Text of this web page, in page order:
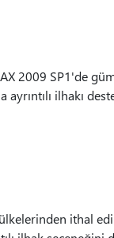
2009 SP1'de
ayrıntılı ilhakı
ithal